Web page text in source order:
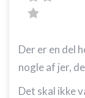
Der er en del
nogle af jer,
Det skal ikke